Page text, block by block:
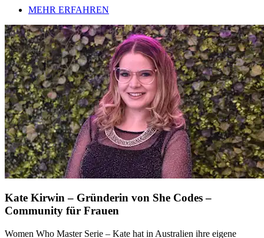
MEHR ERFAHREN
Kate Kirwin – Gründerin von She Codes –
Community für Frauen
Women Who Master Serie – Kate hat in Australien ihre eigene